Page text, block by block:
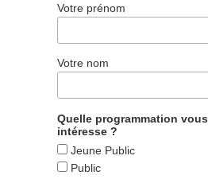
Votre prénom
Votre nom
Quelle programmation vous
intéresse ?
Jeune Public
Public